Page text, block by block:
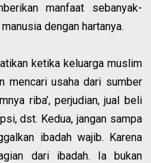
manfaat sebanyak-
dengan hartanya.
ketika keluarga muslim
mencari usaha dari sumber
riba’, perjudian, jual beli
dst. Kedua, jangan sampa
ibadah wajib. Karena
dari ibadah. Ia bukan